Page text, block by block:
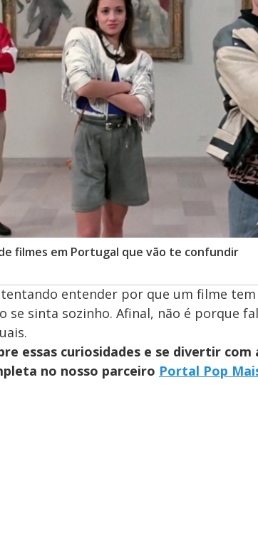
filmes em Portugal que vão te confundir
entender por que um filme
se sinta sozinho. Afinal, não é porque
essas curiosidades e se divertir com
no nosso parceiro Portal Pop